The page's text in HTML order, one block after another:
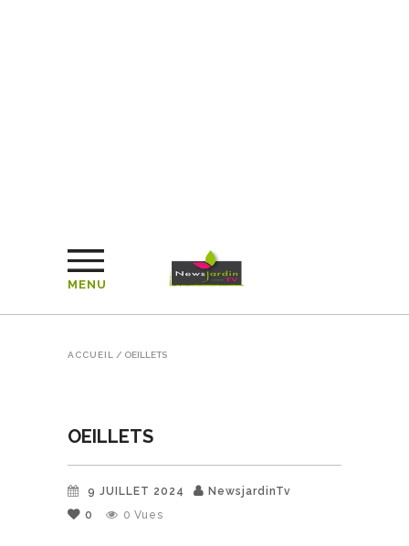
MENU
ACCUEIL / OEILLETS
OEILLETS
9 JUILLET 2024
NewsjardinTv
0
0 Vues